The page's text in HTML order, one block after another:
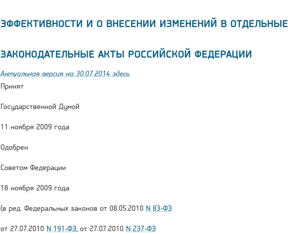
ЭФФЕКТИВНОСТИ И О ВНЕСЕНИИ ИЗМЕНЕНИЙ В ОТДЕЛЬНЫЕ
ЗАКОНОДАТЕЛЬНЫЕ АКТЫ РОССИЙСКОЙ ФЕДЕРАЦИИ
Актуальная версия на 30.07.2014 здесь
Принят
Государственной Думой
11 ноября 2009 года
Одобрен
Советом Федерации
18 ноября 2009 года
(в ред. Федеральных законов от 08.05.2010 N 83-ФЗ
от 27.07.2010 N 191-ФЗ, от 27.07.2010 N 237-ФЗ